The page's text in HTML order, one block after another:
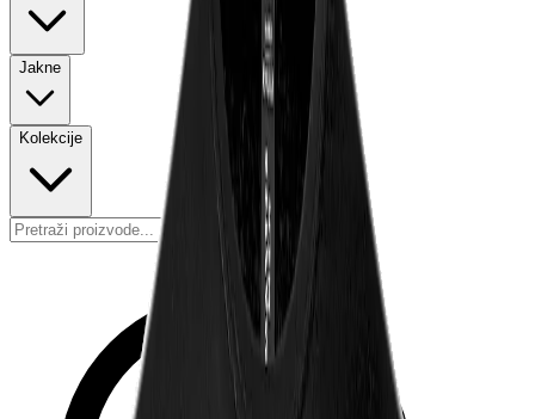
Jakne
Kolekcije